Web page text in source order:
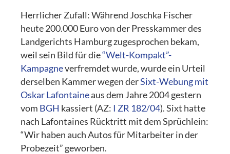
Herrlicher Zufall: Während Joschka Fischer
heute 200.000 Euro von der Presskammer des
Landgerichts Hamburg zugesprochen bekam,
weil sein Bild für die“Welt-Kompakt”-
Kampagneverfremdet wurde, wurde ein Urteil
derselben Kammer wegen derSixt-Webung mit
Oskar Lafontaineaus dem Jahre 2004 gestern
vom BGH kassiert (AZ: I ZR 182/04). Sixt hatte
nach Lafontaines Rücktritt mit dem Sprüchlein:
“Wir haben auch Autos für Mitarbeiter in der
Probezeit” geworben.